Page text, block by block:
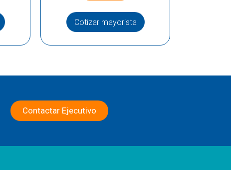
Cotizar mayorista
Contactar Ejecutivo